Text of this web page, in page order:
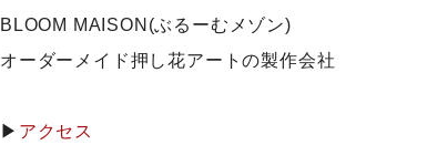
BLOOM MAISON(ぶるーむメゾン)
オーダーメイド押し花アートの製作会社
▶ アクセス